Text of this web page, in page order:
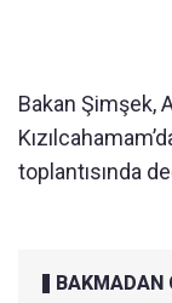
Bakan Şimşek,
toplantısında
BAKMADAN